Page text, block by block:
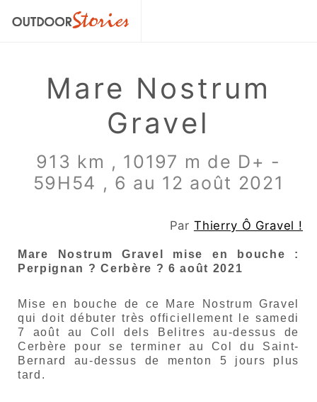
Mare Nostrum
Gravel
913 km , 10197 m de D+ -
59H54 , 6 au 12 août 2021
Par Thierry Ô Gravel !
Mare Nostrum Gravel mise en bouche :
Perpignan ? Cerbère ? 6 août 2021
Mise en bouche de ce Mare Nostrum Gravel
qui doit débuter très officiellement le samedi
7 août au Coll dels Belitres au-dessus de
Cerbère pour se terminer au Col du Saint-
Bernard au-dessus de menton 5 jours plus
tard.